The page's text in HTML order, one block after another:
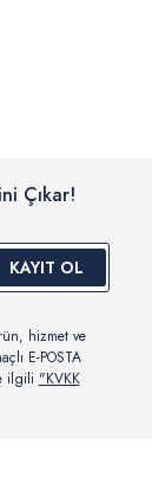
Çıkar!
KAYIT OL
hizmet ve
E-POSTA
ilgili "KVKK